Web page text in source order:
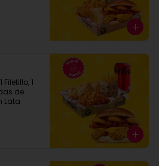
1
de
Lata